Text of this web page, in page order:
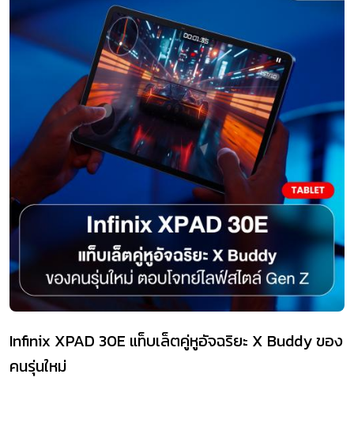
Infinix XPAD 30E แท็บเล็ตคู่หูอัจฉริยะ X Buddy ของ
คนรุ่นใหม่